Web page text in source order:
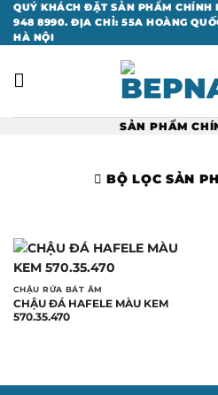
Bỏ
qua
nội
QUÝ KHÁCH ĐẶT SẢN PHẨM
948 8990. ĐỊA CHỈ: 55A HOÀNG
HÀ NỘI
SẢN PHẨM
BỘ LỌC SẢN
CHẬU RỬA BÁT ÂM
CHẬU ĐÁ HAFELE MÀU KEM
570.35.470